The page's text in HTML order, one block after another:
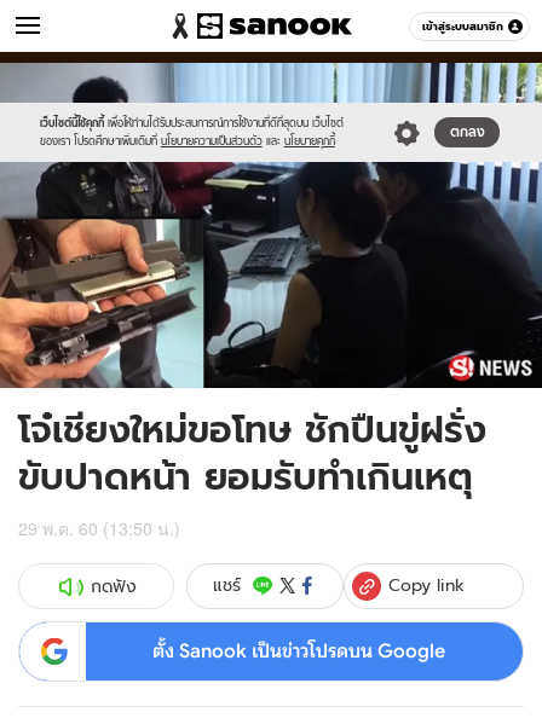
เข้าสู่ระบบสมาชิก
ข่าว หมวดอื่นๆ
เว็บไซต์นี้ใช้คุกกี้ เพื่อให้ท่านได้รับประสบการณ์การใช้งานที่ดีที่สุดบน เว็บไซต์
ของเรา โปรดศึกษาเพิ่มเติมที่ นโยบายความเป็นส่วนตัว และ นโยบายคุกกี้
ตกลง
//s.isanook.com/sr/0/images/logo-
new-
sanook.png
//s.isanook.com/ns/0/ud/449/2247206/news17.jpg
โจ๋เชียงใหม่ขอโทษ ชักปืนขู่ฝรั่ง
ขับปาดหน้า ยอมรับทำเกินเหตุ
29 พ.ค. 60 (13:50 น.)
กดฟัง แชร์ Copy link
ตั้ง Sanook เป็นข่าวโปรดบน Google